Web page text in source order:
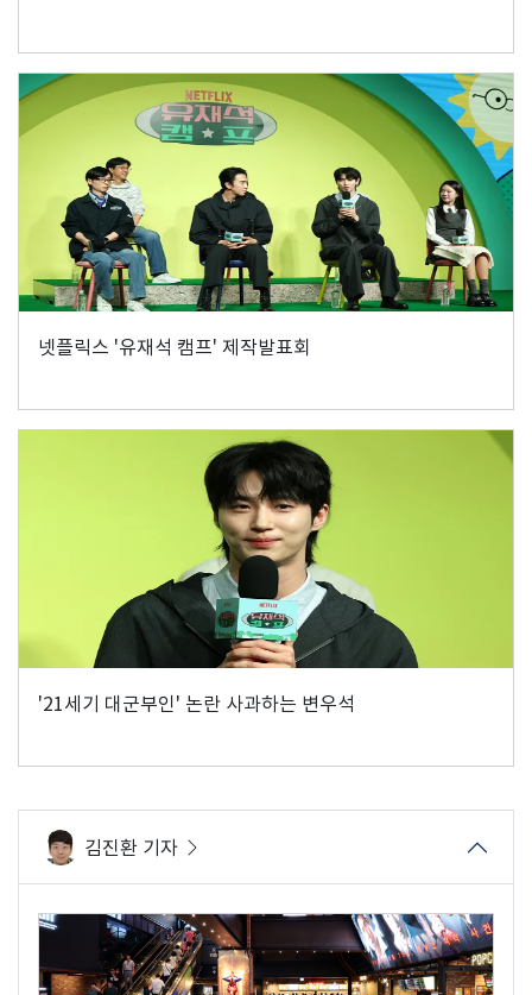
넷플릭스 '유재석 캠프' 제작발표회
'21세기 대군부인' 논란 사과하는 변우석
김진환 기자